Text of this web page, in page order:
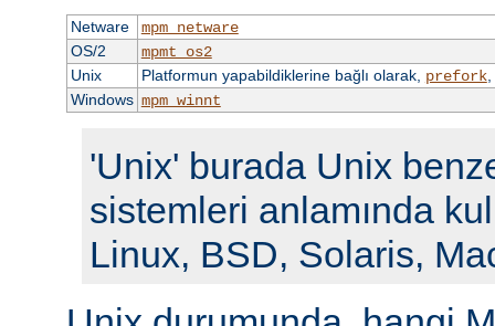
Netware
mpm_netware
OS/2
mpmt_os2
Unix
Platformun yapabildiklerine bağlı olarak, prefork,
Windows mpm_winnt
'Unix' burada Unix
sistemleri anlamında
Linux, BSD, Solaris,